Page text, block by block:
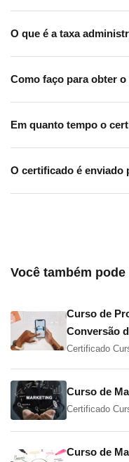
Curso online de
Curso online de
O que é a taxa
Como faço para obter
Em quanto tempo o
O certificado é enviado
Você também
Curso de
Conversão
Certificado
Curso de
Certificado
Curso de